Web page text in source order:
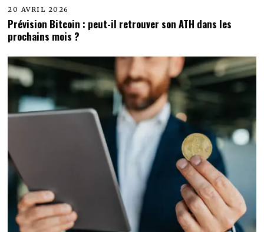
20 AVRIL 2026
Prévision Bitcoin : peut-il retrouver son ATH dans les
prochains mois ?